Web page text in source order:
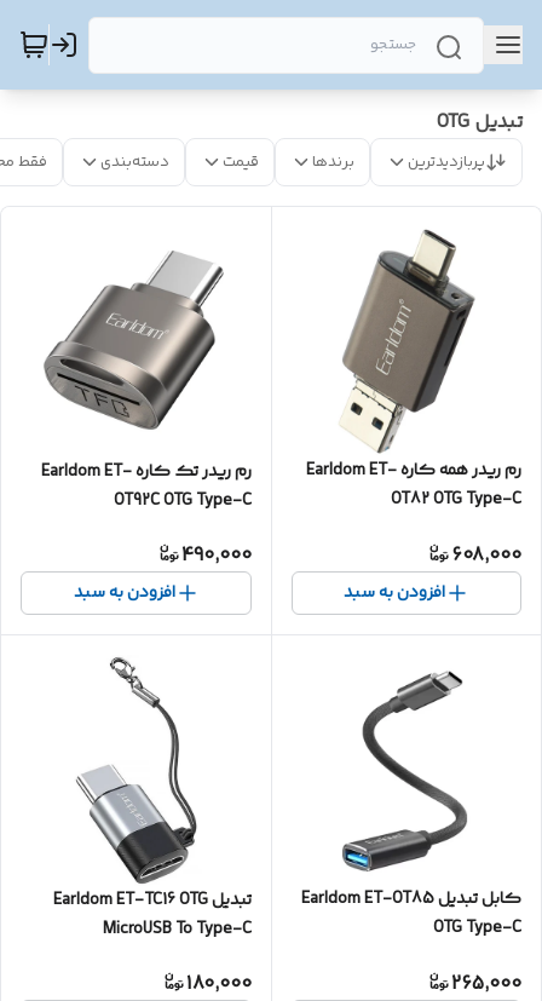
تبدیل OTG
پربازدیدترین برندها قیمت دسته‌بندی فقط
رم ریدر همه کاره Earldom ET-
OT82 OTG Type-C
608,000
افزودن به سبد
رم ریدر تک کاره Earldom ET-
OT92C OTG Type-C
490,000
افزودن به سبد
کابل تبدیل Earldom ET-OT85
OTG Type-C
265,000
تبدیل Earldom ET-TC16 OTG
MicroUSB To Type-C
180,000